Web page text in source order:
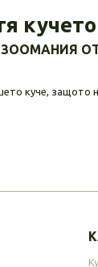
куче, защото